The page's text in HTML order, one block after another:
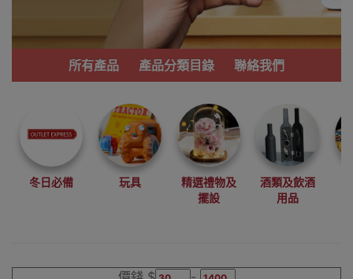
功能齊備的產
品。
我們每月會固定
尋找最更新、最
潮、有特色而且
優惠的優質產
品，從用家的角
度為你帶來你的
最好選擇。
所有產品 產品分類目錄 聯絡我們
冬日必備 玩具
精選禮物及
擺設
酒類及飲酒
用品